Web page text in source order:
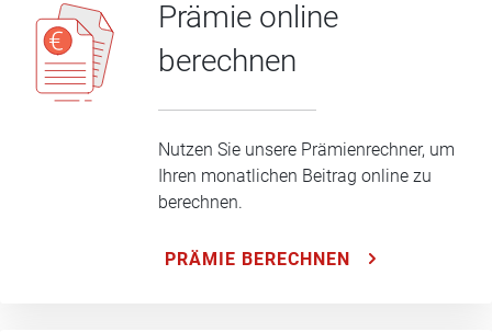
Prämie online
berechnen
Nutzen Sie unsere Prämienrechner, um
Ihren monatlichen Beitrag online zu
berechnen.
PRÄMIE BERECHNEN